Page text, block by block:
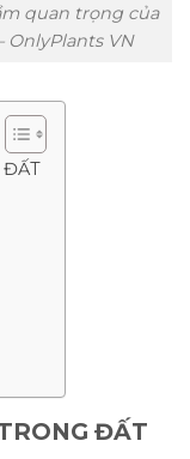
quan trọng của
VN
ĐẤT
ĐẤT